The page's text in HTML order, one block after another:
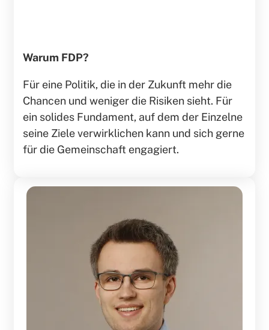
Warum FDP?
Für eine Politik, die in der Zukunft mehr die
Chancen und weniger die Risiken sieht. Für
ein solides Fundament, auf dem der Einzelne
seine Ziele verwirklichen kann und sich gerne
für die Gemeinschaft engagiert.